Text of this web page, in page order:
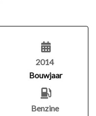
2014
Bouwjaar
Benzine